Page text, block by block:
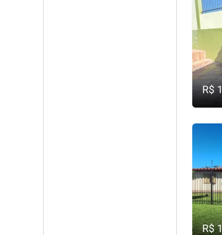
R$
R$